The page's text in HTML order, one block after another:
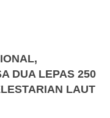
DUA LEPAS 250
LAUT